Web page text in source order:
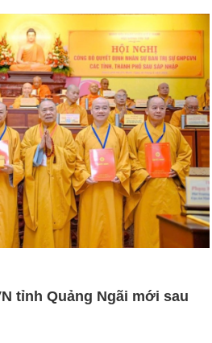
tỉnh Quảng Ngãi mới sau